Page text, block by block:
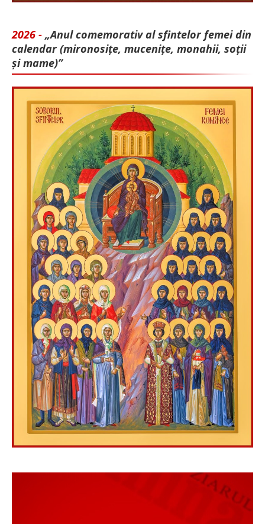
2026 - „Anul comemorativ al sfintelor femei din
calendar (mironosițe, mu­cenițe, monahii, soții
și mame)”